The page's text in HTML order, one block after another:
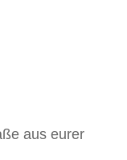
aus eurer